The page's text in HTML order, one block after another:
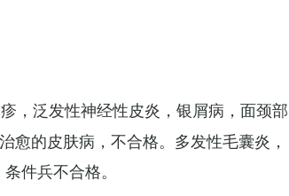
，泛发性神经性皮炎，银屑病，面颈部
愈的皮肤病，不合格。多发性毛囊炎，
件兵不合格。